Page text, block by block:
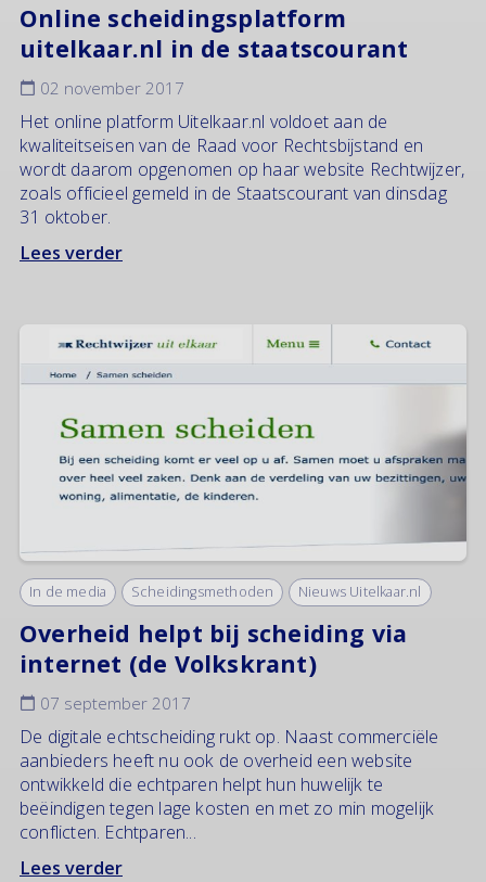
Online scheidingsplatform
uitelkaar.nl in de staatscourant
02 november 2017
Het online platform Uitelkaar.nl voldoet aan de
kwaliteitseisen van de Raad voor Rechtsbijstand en
wordt daarom opgenomen op haar website Rechtwijzer,
zoals officieel gemeld in de Staatscourant van dinsdag
31 oktober.
Lees verder
In de media Scheidingsmethoden Nieuws Uitelkaar.nl
Overheid helpt bij scheiding via
internet (de Volkskrant)
07 september 2017
De digitale echtscheiding rukt op. Naast commerciële
aanbieders heeft nu ook de overheid een website
ontwikkeld die echtparen helpt hun huwelijk te
beëindigen tegen lage kosten en met zo min mogelijk
conflicten. Echtparen...
Lees verder